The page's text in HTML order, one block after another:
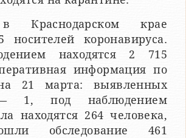
Краснодарском крае
носителей коронавируса.
находятся 2 715
информация по
21 марта: выявленных
1, под наблюдением
находятся 264 человека,
обследование 461